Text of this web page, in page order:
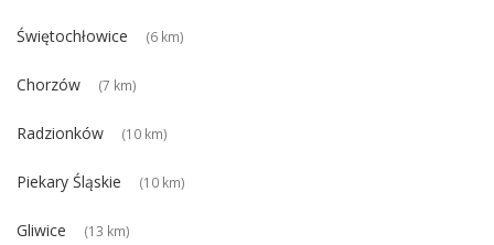
Świętochłowice (6 km)
Chorzów (7 km)
Radzionków (10 km)
Piekary Śląskie (10 km)
Gliwice (13 km)